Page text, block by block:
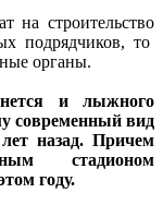
на строительство
подрядчиков, то
органы.
и лыжного
современный вид
назад. Причем
стадионом
году.